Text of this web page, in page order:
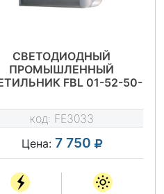
СВЕТОДИОДНЫЙ
ПРОМЫШЛЕННЫЙ
FBL 01-52-50-
код: FE3033
Цена: 7 750